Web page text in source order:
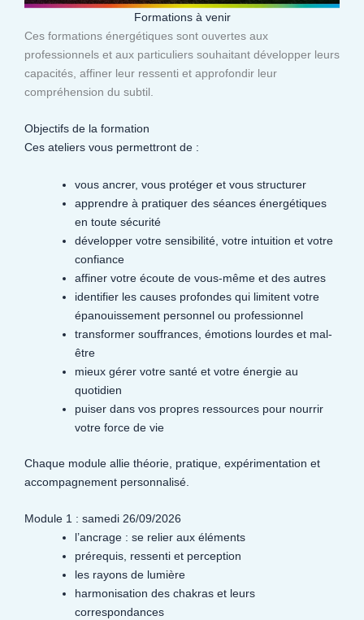
Formations à venir
Ces formations énergétiques sont ouvertes aux
professionnels et aux particuliers souhaitant développer leurs
capacités, affiner leur ressenti et approfondir leur
compréhension du subtil.​
Objectifs de la formation
Ces ateliers vous permettront de :
vous ancrer, vous protéger et vous structurer
apprendre à pratiquer des séances énergétiques
en toute sécurité
développer votre sensibilité, votre intuition et votre
confiance
affiner votre écoute de vous-même et des autres
identifier les causes profondes qui limitent votre
épanouissement personnel ou professionnel
transformer souffrances, émotions lourdes et mal-
être
mieux gérer votre santé et votre énergie au
quotidien
puiser dans vos propres ressources pour nourrir
votre force de vie
Chaque module allie théorie, pratique, expérimentation et
accompagnement personnalisé.
Module 1 : samedi 26/09/2026
l’ancrage : se relier aux éléments
prérequis, ressenti et perception
les rayons de lumière
harmonisation des chakras et leurs
correspondances